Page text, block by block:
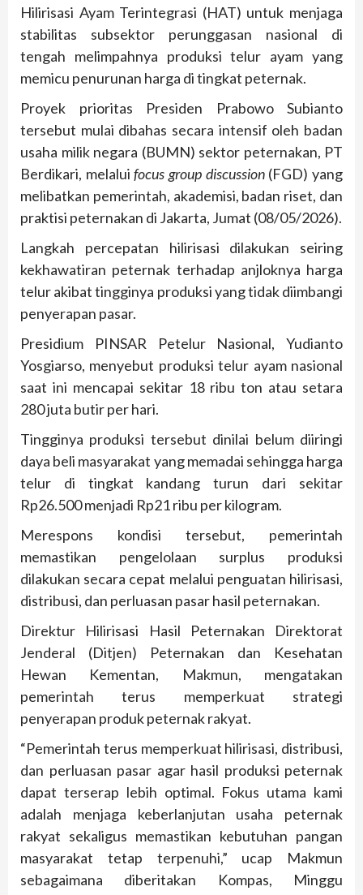
Hilirisasi Ayam Terintegrasi (HAT) untuk menjaga
stabilitas subsektor perunggasan nasional di
tengah melimpahnya produksi telur ayam yang
memicu penurunan harga di tingkat peternak.
Proyek prioritas Presiden Prabowo Subianto
tersebut mulai dibahas secara intensif oleh badan
usaha milik negara (BUMN) sektor peternakan, PT
Berdikari, melaluifocus group discussion(FGD) yang
melibatkan pemerintah, akademisi, badan riset, dan
praktisi peternakan di Jakarta, Jumat (08/05/2026).
Langkah percepatan hilirisasi dilakukan seiring
kekhawatiran peternak terhadap anjloknya harga
telur akibat tingginya produksi yang tidak diimbangi
penyerapan pasar.
Presidium PINSAR Petelur Nasional, Yudianto
Yosgiarso, menyebut produksi telur ayam nasional
saat ini mencapai sekitar 18 ribu ton atau setara
280 juta butir per hari.
Tingginya produksi tersebut dinilai belum diiringi
daya beli masyarakat yang memadai sehingga harga
telur di tingkat kandang turun dari sekitar
Rp26.500 menjadi Rp21 ribu per kilogram.
Merespons kondisi tersebut, pemerintah
memastikan pengelolaan surplus produksi
dilakukan secara cepat melalui penguatan hilirisasi,
distribusi, dan perluasan pasar hasil peternakan.
Direktur Hilirisasi Hasil Peternakan Direktorat
Jenderal (Ditjen) Peternakan dan Kesehatan
Hewan Kementan, Makmun, mengatakan
pemerintah terus memperkuat strategi
penyerapan produk peternak rakyat.
“Pemerintah terus memperkuat hilirisasi, distribusi,
dan perluasan pasar agar hasil produksi peternak
dapat terserap lebih optimal. Fokus utama kami
adalah menjaga keberlanjutan usaha peternak
rakyat sekaligus memastikan kebutuhan pangan
masyarakat tetap terpenuhi,” ucap Makmun
sebagaimana diberitakan Kompas, Minggu